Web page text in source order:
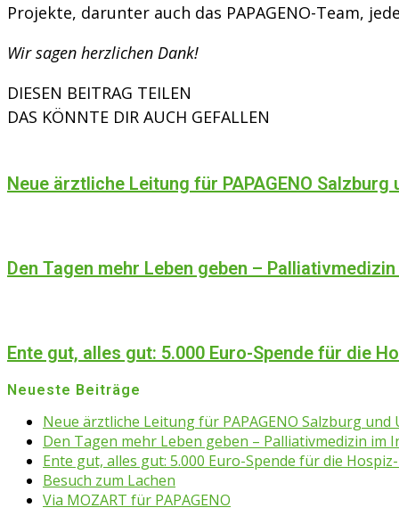
Projekte, darunter auch das PAPAGENO-Team,
Wir sagen herzlichen Dank!
DIESEN BEITRAG TEILEN
DAS KÖNNTE DIR AUCH GEFALLEN
Neue ärztliche Leitung für PAPAGENO Salzburg
Den Tagen mehr Leben geben –
Ente gut, alles gut: 5.000 Euro-Spende für die
Neueste Beiträge
Neue ärztliche Leitung für PAPAGENO Salzburg und
Den Tagen mehr Leben geben – Palliativmedizin im
Ente gut, alles gut: 5.000 Euro-Spende für die
Besuch zum Lachen
Via MOZART für PAPAGENO